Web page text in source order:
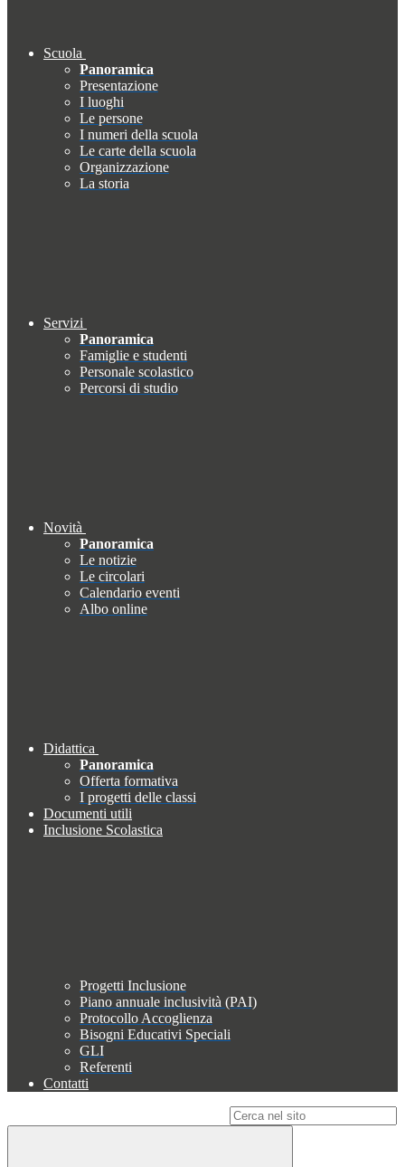
Scuola
Panoramica
Presentazione
I luoghi
Le persone
I numeri della scuola
Le carte della scuola
Organizzazione
La storia
Servizi
Panoramica
Famiglie e studenti
Personale scolastico
Percorsi di studio
Novità
Panoramica
Le notizie
Le circolari
Calendario eventi
Albo online
Didattica
Panoramica
Offerta formativa
I progetti delle classi
Documenti utili
Inclusione Scolastica
Progetti Inclusione
Piano annuale inclusività (PAI)
Protocollo Accoglienza
Bisogni Educativi Speciali
GLI
Referenti
Contatti